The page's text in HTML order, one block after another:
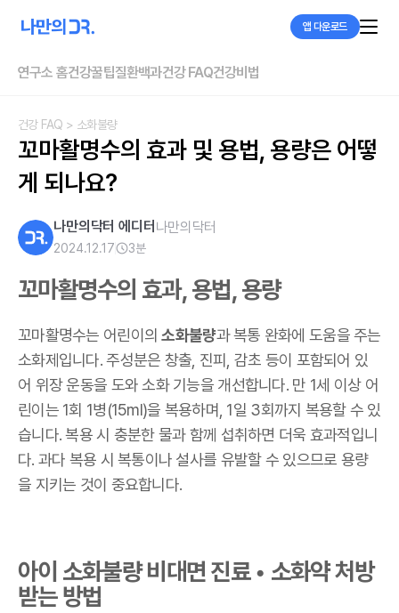
앱 다운로드
연구소 홈건강꿀팁질환백과건강 FAQ건강비법
건강 FAQ > 소화불량
꼬마활명수의 효과 및 용법, 용량은 어떻
게 되나요?
나만의닥터 에디터 나만의닥터
2024.12.17 3분
꼬마활명수의 효과, 용법, 용량
꼬마활명수는 어린이의소화불량과 복통 완화에 도움을 주는
소화제입니다. 주성분은 창출, 진피, 감초 등이 포함되어 있
어 위장 운동을 도와 소화 기능을 개선합니다. 만 1세 이상 어
린이는 1회 1병(15ml)을 복용하며, 1일 3회까지 복용할 수 있
습니다. 복용 시 충분한 물과 함께 섭취하면 더욱 효과적입니
다. 과다 복용 시 복통이나 설사를 유발할 수 있으므로 용량
을 지키는 것이 중요합니다.
아이 소화불량 비대면 진료 • 소화약 처방
받는 방법